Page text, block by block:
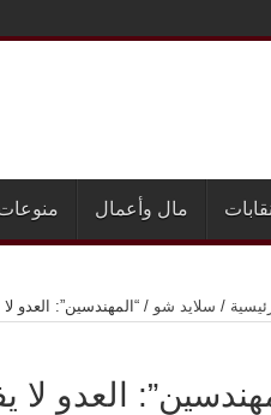
نقابات مال وأعمال
/ سلايد شو / “المهندسين”: العدو
العدو لا